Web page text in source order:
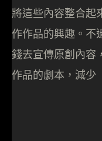
將這些內容整合起
作作品的興趣。
錢去宣傳原創內容
作品的劇本，減少